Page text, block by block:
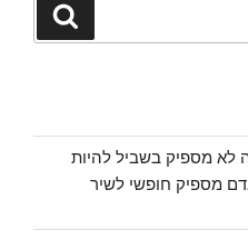
חיפוש
פרק 2 – לשיר זה לא מספיק בשביל להיות
מספיק חופשי לשיר